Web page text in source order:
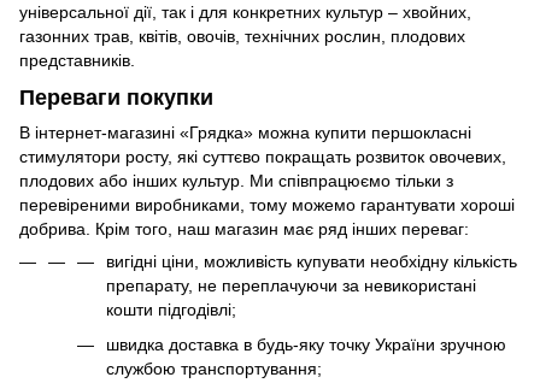
універсальної дії, так і для конкретних культур – хвойних,
газонних трав, квітів, овочів, технічних рослин, плодових
представників.
Переваги покупки
В інтернет-магазині «Грядка» можна купити першокласні
стимулятори росту, які суттєво покращать розвиток овочевих,
плодових або інших культур. Ми співпрацюємо тільки з
перевіреними виробниками, тому можемо гарантувати хороші
добрива. Крім того, наш магазин має ряд інших переваг:
вигідні ціни, можливість купувати необхідну кількість
препарату, не переплачуючи за невикористані
кошти підгодівлі;
швидка доставка в будь-яку точку України зручною
службою транспортування;